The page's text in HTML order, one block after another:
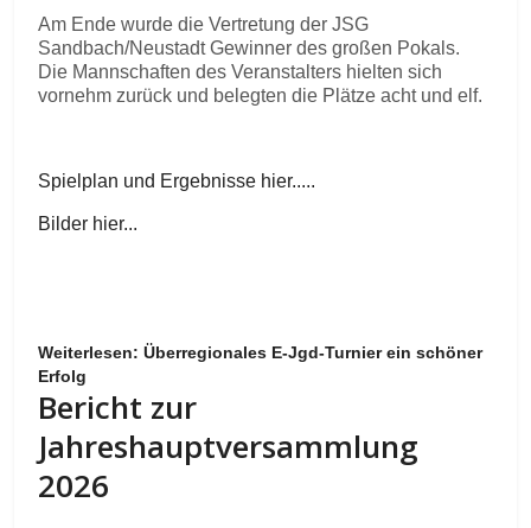
Am Ende wurde die Vertretung der JSG
Sandbach/Neustadt Gewinner des großen Pokals.
Die Mannschaften des Veranstalters hielten sich
vornehm zurück und belegten die Plätze acht und elf.
Spielplan und Ergebnisse hier.....
Bilder hier...
Weiterlesen: Überregionales E-Jgd-Turnier ein schöner
Erfolg
Bericht zur
Jahreshauptversammlung
2026